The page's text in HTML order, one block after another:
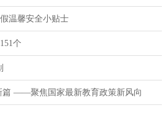
温馨安全小贴士
个
篇 ——聚焦国家最新教育政策新风向